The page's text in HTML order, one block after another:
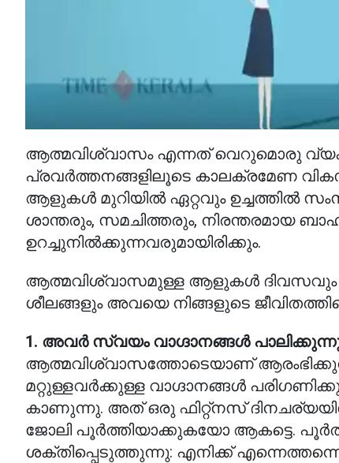
ആത്മവിശ്വാസം എന്നത് വെറുമൊരു
പ്രവർത്തനങ്ങളിലൂടെ കാലക്രമേണ
ആളുകൾ മുറിയിൽ ഏറ്റവും ഉച്ചത്തിൽ
ശാന്തരും, സമചിത്തരും, നിരന്തരമായ
ഉറച്ചുനിൽക്കുന്നവരുമായിരിക്കും.
ആത്മവിശ്വാസമുള്ള ആളുകൾ ദിവസവും
ശീലങ്ങളും അവയെ നിങ്ങളുടെ
1. അവർ സ്വയം വാഗ്ദാനങ്ങൾ
ആത്മവിശ്വാസത്തോടെയാണ്
മറ്റുള്ളവർക്കുള്ള വാഗ്ദാനങ്ങൾ
കാണുന്നു. അത് ഒരു ഫിറ്റ്നസ്
ജോലി പൂർത്തിയാക്കുകയോ ആകട്ടെ.
ശക്തിപ്പെടുത്തുന്നു: എനിക്ക്